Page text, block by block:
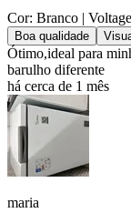
Cor: Branco |
Boa qualidade
Ótimo,ideal para
barulho diferente
há cerca de 1 mês
maria